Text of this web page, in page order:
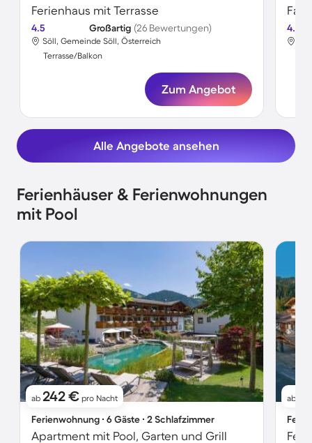
Ferienhaus mit Terrasse
4.5 Großartig (26 Bewertungen)
Söll, Gemeinde Söll, Österreich
Terrasse/Balkon
Zum Angebot
4.6
Alle Angebote ansehen
Ferienhäuser & Ferienwohnungen
mit Pool
ab 242 € pro Nacht
Ferienwohnung ∙ 6 Gäste ∙ 2 Schlafzimmer
Apartment mit Pool, Garten und Grill
ab